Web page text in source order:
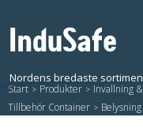
Start / Produkter / Invallning
Tillbehör Container /